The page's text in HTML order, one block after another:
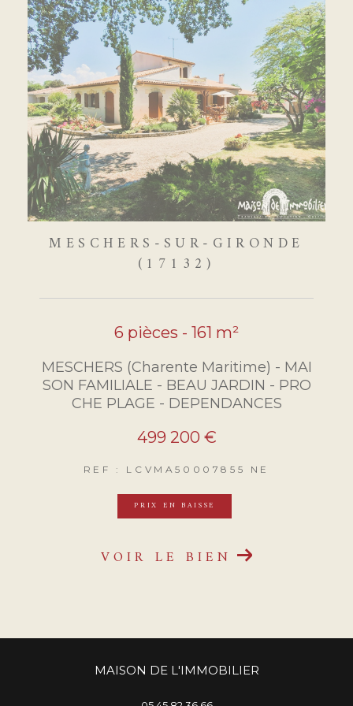
MESCHERS-SUR-GIRONDE
(17132)
6 pièces - 161 m²
MESCHERS (Charente Maritime) - MAI
SON FAMILIALE - BEAU JARDIN - PRO
CHE PLAGE - DEPENDANCES
499 200 €
REF : LCVMA50007855 NE
PRIX EN BAISSE
VOIR LE BIEN
MAISON DE L'IMMOBILIER